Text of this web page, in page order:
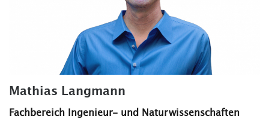
Mathias Langmann
Fachbereich Ingenieur- und Naturwissenschaften